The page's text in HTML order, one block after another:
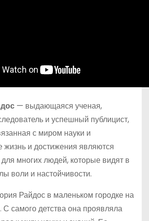
— выдающаяся ученая,
и успешный публицист,
с миром науки и
жизнь и достижения являются
многих людей, которые видят в
воли и настойчивости.
Райдос в маленьком городке на
С самого детства она проявляла